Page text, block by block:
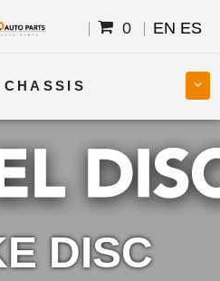
0 EN ES
CHASSIS
BODY
ELECTRICAL
DISC